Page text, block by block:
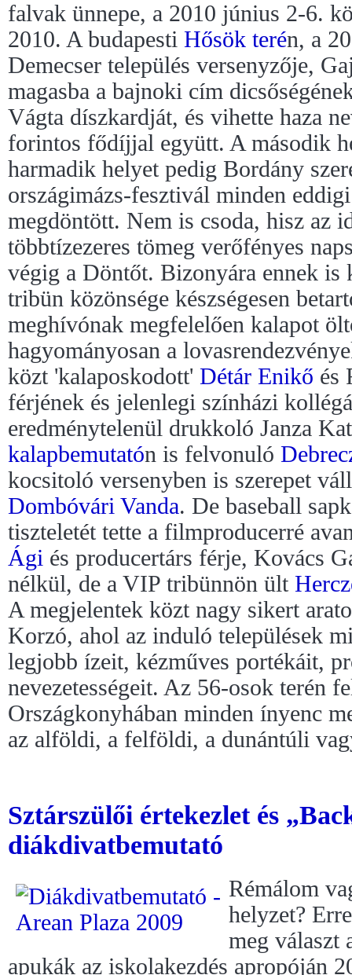
falvak ünnepe, a 2010 június 2-6.
2010. A budapesti Hősök terén, a
Demecser település versenyzője,
magasba a bajnoki cím
Vágta díszkardját, és vihette haza
forintos fődíjjal együtt. A második
harmadik helyet pedig Bordány
országimázs-fesztivál minden
megdöntött. Nem is csoda, hisz az
többtízezeres tömeg verőfényes
végig a Döntőt. Bizonyára ennek is
tribün közönsége készségesen
meghívónak megfelelően kalapot
hagyományosan a
közt 'kalaposkodott' Détár Enikő és
férjének és jelenlegi színházi
eredménytelenül drukkoló Janza
kalapbemutatón is felvonuló
kocsitoló versenyben is szerepet
Dombóvári Vanda. De baseball
tiszteletét tette a filmproducerré
Ági és producertárs férje, Kovács
nélkül, de a VIP tribünnön ült
A megjelentek közt nagy sikert
Korzó, ahol az induló települések
legjobb ízeit, kézműves portékáit,
nevezetességeit. Az 56-osok terén
Országkonyhában minden ínyenc
az alföldi, a felföldi, a dunántúli
Sztárszülői értekezlet és
diákdivatbemutató
Rémálom
helyzet?
meg választ
apukák az iskolakezdés apropóján